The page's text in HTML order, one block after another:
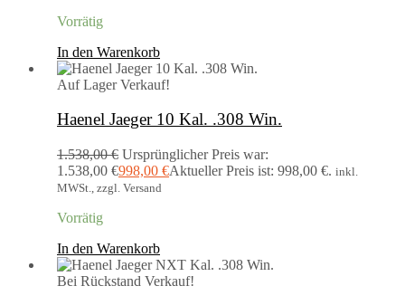
Vorrätig
In den Warenkorb
Auf Lager Verkauf!
Haenel Jaeger 10 Kal. .308 Win.
1.538,00€ Ursprünglicher Preis war:
1.538,00 €998,00 €Aktueller Preis ist: 998,00 €. inkl.
MWSt., zzgl. Versand
Vorrätig
In den Warenkorb
Bei Rückstand Verkauf!